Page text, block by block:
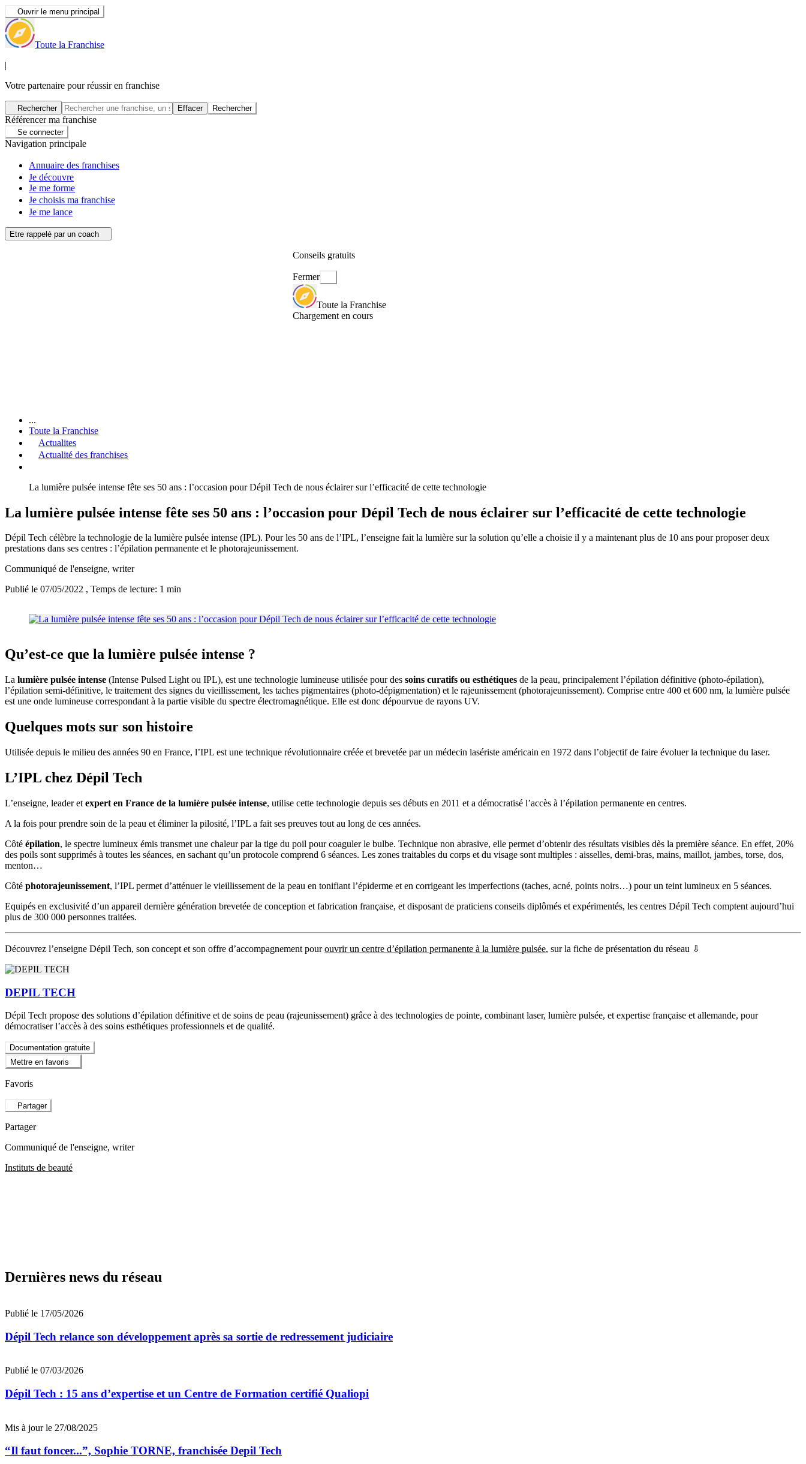
Ouvrir le menu principal
Toute la Franchise
|
Votre partenaire pour réussir en franchise
Rechercher Effacer Rechercher
Référencer ma franchise
Se connecter
Navigation principale
Annuaire des franchises
Je découvre
Je me forme
Je choisis ma franchise
Je me lance
Etre rappelé par un coach
Conseils gratuits
Fermer
Toute la Franchise
Chargement en cours
...
Toute la Franchise
Actualites
Actualité des franchises
La lumière pulsée intense fête ses 50 ans : l’occasion pour Dépil Tech de nous éclairer sur l’efficacité de cette technologie
La lumière pulsée intense fête ses 50 ans : l’occasion pour Dépil Tech de nous éclairer sur l’efficacité de cette technologie
Dépil Tech célèbre la technologie de la lumière pulsée intense (IPL). Pour les 50 ans de l’IPL, l’enseigne fait la lumière sur la solution qu’elle a choisie il y a maintenant plus de 10 ans pour proposer deux
prestations dans ses centres : l’épilation permanente et le photorajeunissement.
Communiqué de l'enseigne, writer
Publié le 07/05/2022 , Temps de lecture: 1 min
Qu’est-ce que la lumière pulsée intense ?
La lumière pulsée intense (Intense Pulsed Light ou IPL), est une technologie lumineuse utilisée pour des soins curatifs ou esthétiques de la peau, principalement l’épilation définitive (photo-épilation),
l’épilation semi-définitive, le traitement des signes du vieillissement, les taches pigmentaires (photo-dépigmentation) et le rajeunissement (photorajeunissement). Comprise entre 400 et 600 nm, la lumière pulsée
est une onde lumineuse correspondant à la partie visible du spectre électromagnétique. Elle est donc dépourvue de rayons UV.
Quelques mots sur son histoire
Utilisée depuis le milieu des années 90 en France, l’IPL est une technique révolutionnaire créée et brevetée par un médecin lasériste américain en 1972 dans l’objectif de faire évoluer la technique du laser.
L’IPL chez Dépil Tech
L’enseigne, leader et expert en France de la lumière pulsée intense, utilise cette technologie depuis ses débuts en 2011 et a démocratisé l’accès à l’épilation permanente en centres.
A la fois pour prendre soin de la peau et éliminer la pilosité, l’IPL a fait ses preuves tout au long de ces années.
Côté épilation, le spectre lumineux émis transmet une chaleur par la tige du poil pour coaguler le bulbe. Technique non abrasive, elle permet d’obtenir des résultats visibles dès la première séance. En effet, 20%
des poils sont supprimés à toutes les séances, en sachant qu’un protocole comprend 6 séances. Les zones traitables du corps et du visage sont multiples : aisselles, demi-bras, mains, maillot, jambes, torse, dos,
menton…
Côté photorajeunissement, l’IPL permet d’atténuer le vieillissement de la peau en tonifiant l’épiderme et en corrigeant les imperfections (taches, acné, points noirs…) pour un teint lumineux en 5 séances.
Equipés en exclusivité d’un appareil dernière génération brevetée de conception et fabrication française, et disposant de praticiens conseils diplômés et expérimentés, les centres Dépil Tech comptent aujourd’hui
plus de 300 000 personnes traitées.
Découvrez l’enseigne Dépil Tech, son concept et son offre d’accompagnement pourouvrir un centre d’épilation permanente à la lumière pulsée, sur la fiche de présentation du réseau ⇩
DEPIL TECH
Dépil Tech propose des solutions d’épilation définitive et de soins de peau (rajeunissement) grâce à des technologies de pointe, combinant laser, lumière pulsée, et expertise française et allemande, pour
démocratiser l’accès à des soins esthétiques professionnels et de qualité.
Documentation gratuite
Mettre en favoris
Favoris
Partager
Partager
Communiqué de l'enseigne, writer
Instituts de beauté
Dernières news du réseau
Publié le 17/05/2026
Dépil Tech relance son développement après sa sortie de redressement judiciaire
Publié le 07/03/2026
Dépil Tech : 15 ans d’expertise et un Centre de Formation certifié Qualiopi
Mis à jour le 27/08/2025
“Il faut foncer...”, Sophie TORNE, franchisée Depil Tech